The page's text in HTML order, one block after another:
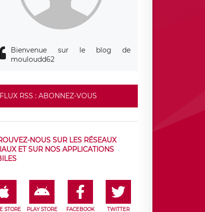
Bienvenue sur le blog de
mouloudd62
FLUX RSS : ABONNEZ-VOUS
NOUS SUR LES RÉSEAUX
ET SUR NOS APPLICATIONS
STORE PLAY STORE FACEBOOK TWITTER